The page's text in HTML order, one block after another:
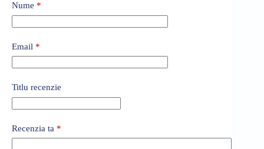
Nume *
Email *
Titlu recenzie
Recenzia ta *